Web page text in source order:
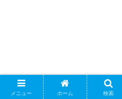
メニュー ホーム 検索